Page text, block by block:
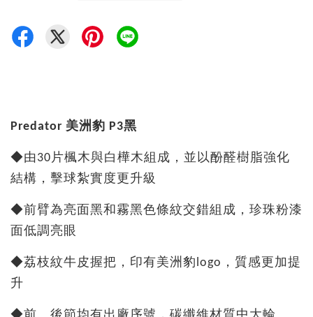
Predator 美洲豹 P3黑
◆由30片楓木與白樺木組成，並以酚醛樹脂強化
結構，擊球紮實度更升級
◆前臂為亮面黑和霧黑色條紋交錯組成，珍珠粉漆
面低調亮眼
◆荔枝紋牛皮握把，印有美洲豹logo，質感更加提
升